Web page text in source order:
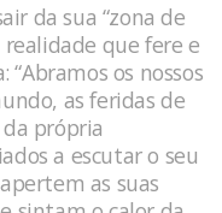
da sua “zona de
que fere e
os nossos
as feridas de
própria
a escutar o seu
as suas